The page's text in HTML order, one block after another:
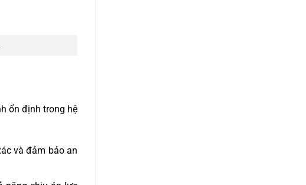
ổn định trong hệ
và đảm bảo an